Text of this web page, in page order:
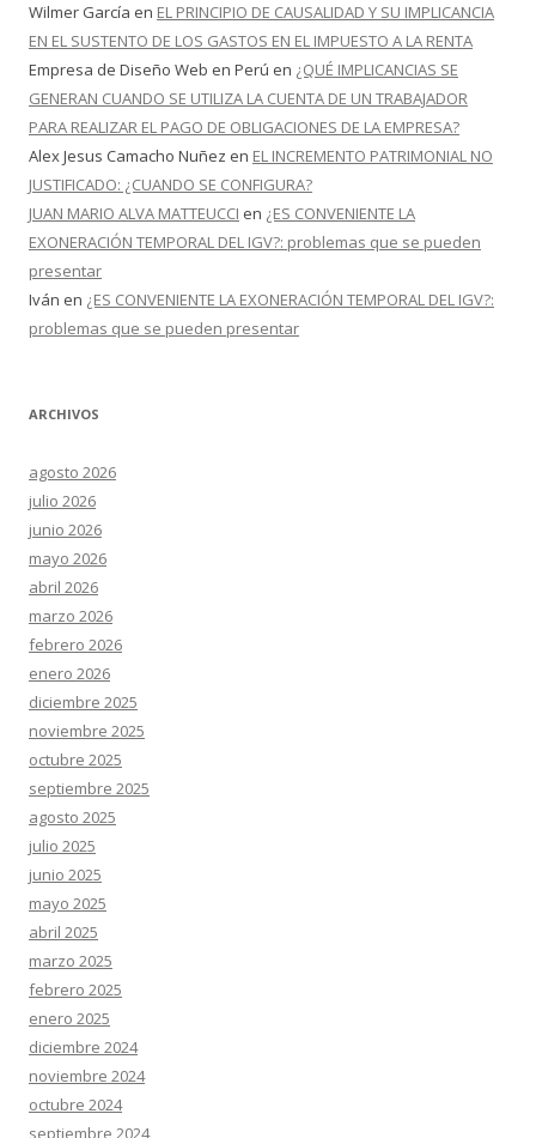
Wilmer García en EL PRINCIPIO DE CAUSALIDAD Y SU IMPLICANCIA
EN EL SUSTENTO DE LOS GASTOS EN EL IMPUESTO A LA RENTA
Empresa de Diseño Web en Perú en ¿QUÉ IMPLICANCIAS SE
GENERAN CUANDO SE UTILIZA LA CUENTA DE UN TRABAJADOR
PARA REALIZAR EL PAGO DE OBLIGACIONES DE LA EMPRESA?
Alex Jesus Camacho Nuñez en EL INCREMENTO PATRIMONIAL NO
JUSTIFICADO: ¿CUANDO SE CONFIGURA?
JUAN MARIO ALVA MATTEUCCI en ¿ES CONVENIENTE LA
EXONERACIÓN TEMPORAL DEL IGV?: problemas que se pueden
presentar
Iván en ¿ES CONVENIENTE LA EXONERACIÓN TEMPORAL DEL IGV?:
problemas que se pueden presentar
ARCHIVOS
agosto 2026
julio 2026
junio 2026
mayo 2026
abril 2026
marzo 2026
febrero 2026
enero 2026
diciembre 2025
noviembre 2025
octubre 2025
septiembre 2025
agosto 2025
julio 2025
junio 2025
mayo 2025
abril 2025
marzo 2025
febrero 2025
enero 2025
diciembre 2024
noviembre 2024
octubre 2024
septiembre 2024